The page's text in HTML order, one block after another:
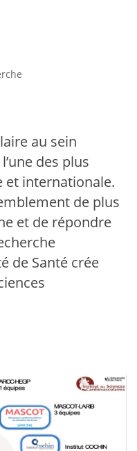
au sein
des plus
et internationale.
de plus
et de répondre
de Santé crée